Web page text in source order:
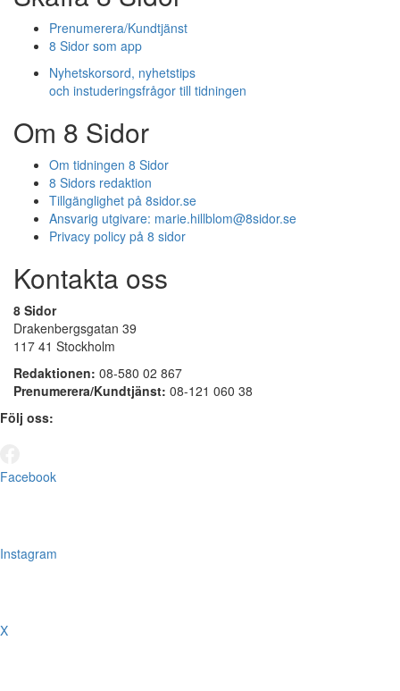
Prenumerera/Kundtjänst
8 Sidor som app
Nyhetskorsord, nyhetstips
och instuderingsfrågor till tidningen
Om 8 Sidor
Om tidningen 8 Sidor
8 Sidors redaktion
Tillgänglighet på 8sidor.se
Ansvarig utgivare: marie.hillblom@8sidor.se
Privacy policy på 8 sidor
Kontakta oss
8 Sidor
Drakenbergsgatan 39
117 41 Stockholm
Redaktionen: 08-580 02 867
Prenumerera/Kundtjänst: 08-121 060 38
Följ oss:
Facebook
Instagram
X